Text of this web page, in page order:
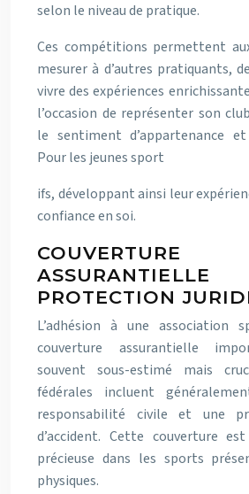
selon le niveau de pratique.
Ces compétitions permettent
mesurer à d’autres pratiquants,
vivre des expériences
l’occasion de représenter son
le sentiment d’appartenance et
Pour les jeunes sport
ifs, développant ainsi leur
confiance en soi.
COUVERTURE
PROTECTION
L’adhésion à une association
couverture assurantielle
souvent sous-estimé mais
fédérales incluent
responsabilité civile et une
d’accident. Cette couverture
précieuse dans les sports
physiques.